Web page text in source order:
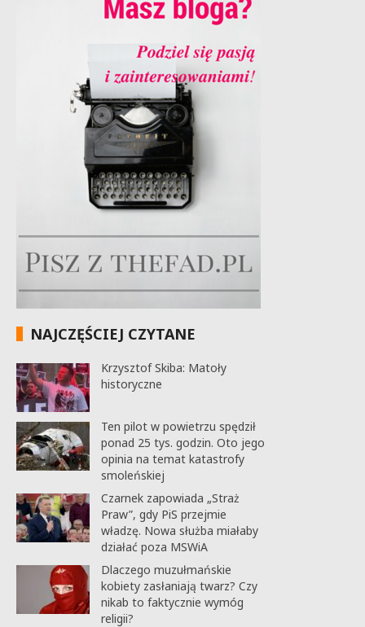
NAJCZĘŚCIEJ CZYTANE
Krzysztof Skiba: Matoły
historyczne
Ten pilot w powietrzu spędził
ponad 25 tys. godzin. Oto jego
opinia na temat katastrofy
smoleńskiej
Czarnek zapowiada „Straż
Praw”, gdy PiS przejmie
władzę. Nowa służba miałaby
działać poza MSWiA
Dlaczego muzułmańskie
kobiety zasłaniają twarz? Czy
nikab to faktycznie wymóg
religii?